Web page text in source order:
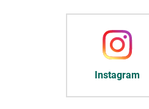
Instagram